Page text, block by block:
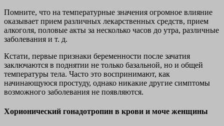
Помните, что на температурные значения огромное влияние
оказывает прием различных лекарственных средств, прием
алкоголя, половые акты за несколько часов до утра, различные
заболевания и т. д.
Кстати, первые признаки беременности после зачатия
заключаются в поднятии не только базальной, но и общей
температуры тела. Часто это воспринимают, как
начинающуюся простуду, однако никакие другие симптомы
возможного заболевания не появляются.
Хорионический гонадотропин в крови и моче женщины